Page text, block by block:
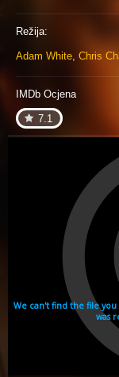
Režija:
Adam White, Chris
IMDb Ocjena
7.1